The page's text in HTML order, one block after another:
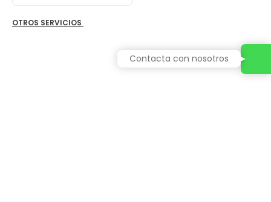
OTROS SERVICIOS
Contacta con nosotros